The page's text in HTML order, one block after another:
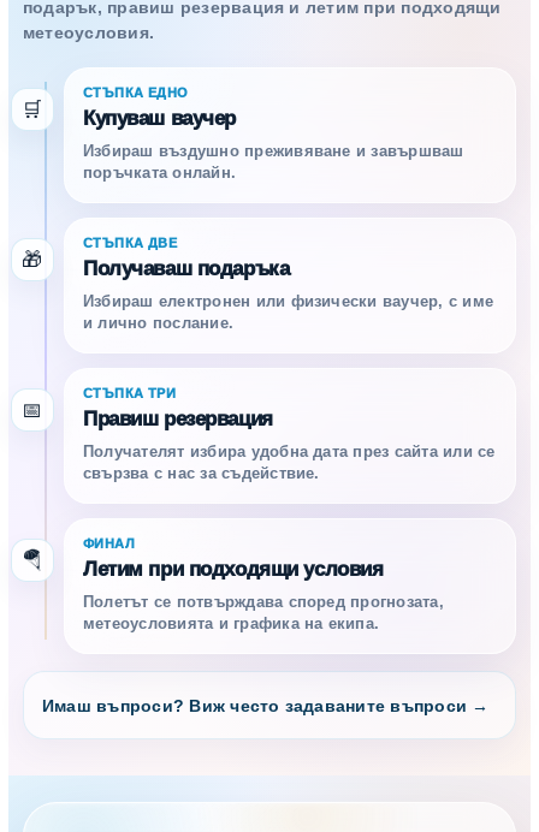
подарък, правиш резервация и летим при подходящи
метеоусловия.
🛒
СТЪПКА ЕДНО
Купуваш ваучер
Избираш въздушно преживяване и завършваш
поръчката онлайн.
🎁
СТЪПКА ДВЕ
Получаваш подаръка
Избираш електронен или физически ваучер, с име
и лично послание.
📅
СТЪПКА ТРИ
Правиш резервация
Получателят избира удобна дата през сайта или се
свързва с нас за съдействие.
🪂
ФИНАЛ
Летим при подходящи условия
Полетът се потвърждава според прогнозата,
метеоусловията и графика на екипа.
Имаш въпроси? Виж често задаваните въпроси →